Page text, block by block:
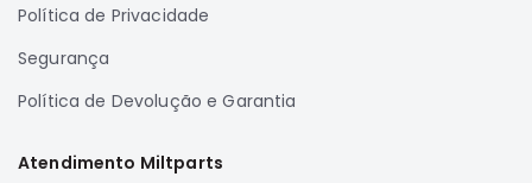
TUCSON
GALANT
Política de Privacidade
Segurança
Política de Devolução e Garantia
Atendimento Miltparts